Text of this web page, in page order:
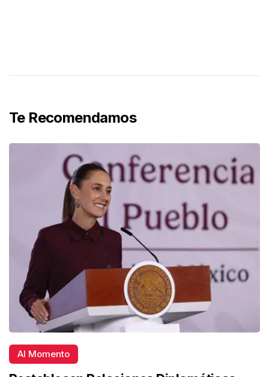
Te Recomendamos
Al Momento